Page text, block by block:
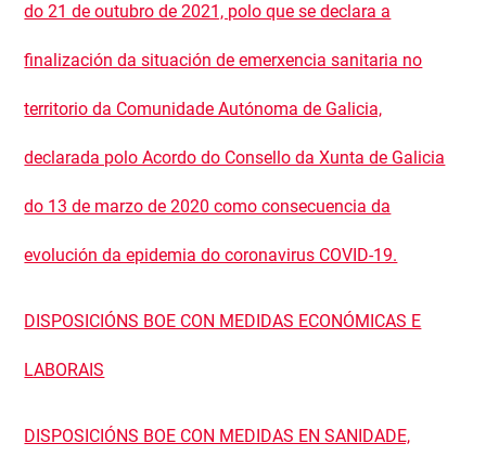
do 21 de outubro de 2021, polo que se declara a
finalización da situación de emerxencia sanitaria no
territorio da Comunidade Autónoma de Galicia,
declarada polo Acordo do Consello da Xunta de Galicia
do 13 de marzo de 2020 como consecuencia da
evolución da epidemia do coronavirus COVID-19.
DISPOSICIÓNS BOE CON MEDIDAS ECONÓMICAS E
LABORAIS
DISPOSICIÓNS BOE CON MEDIDAS EN SANIDADE,